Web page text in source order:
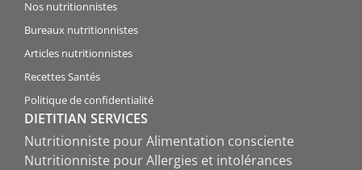
Nos nutritionnistes
Bureaux nutritionnistes
Articles nutritionnistes
Recettes Santés
Politique de confidentialité
DIETITIAN SERVICES
Nutritionniste pour Alimentation consciente
Nutritionniste pour Allergies et intolérances